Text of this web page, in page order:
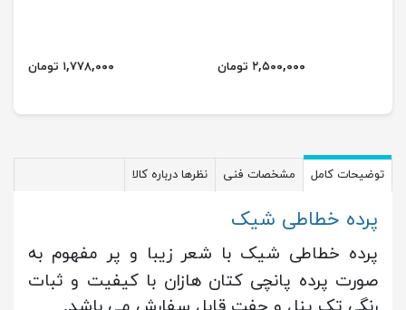
۲,۵۰۰,۰۰۰ تومان ۱,۷۷۸,۰۰۰ تومان
توضیحات کامل مشخصات فنی نظرها درباره کالا
پرده خطاطی شیک
پرده خطاطی شیک با شعر زیبا و پر مفهوم به
صورت پرده پانچی کتان هازان با کیفیت و ثبات